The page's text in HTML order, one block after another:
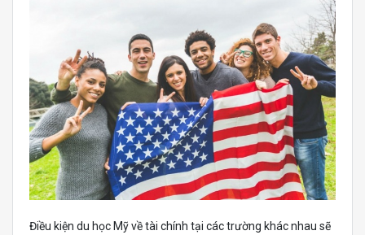
Điều kiện du học Mỹ về tài chính tại các trường khác nhau sẽ